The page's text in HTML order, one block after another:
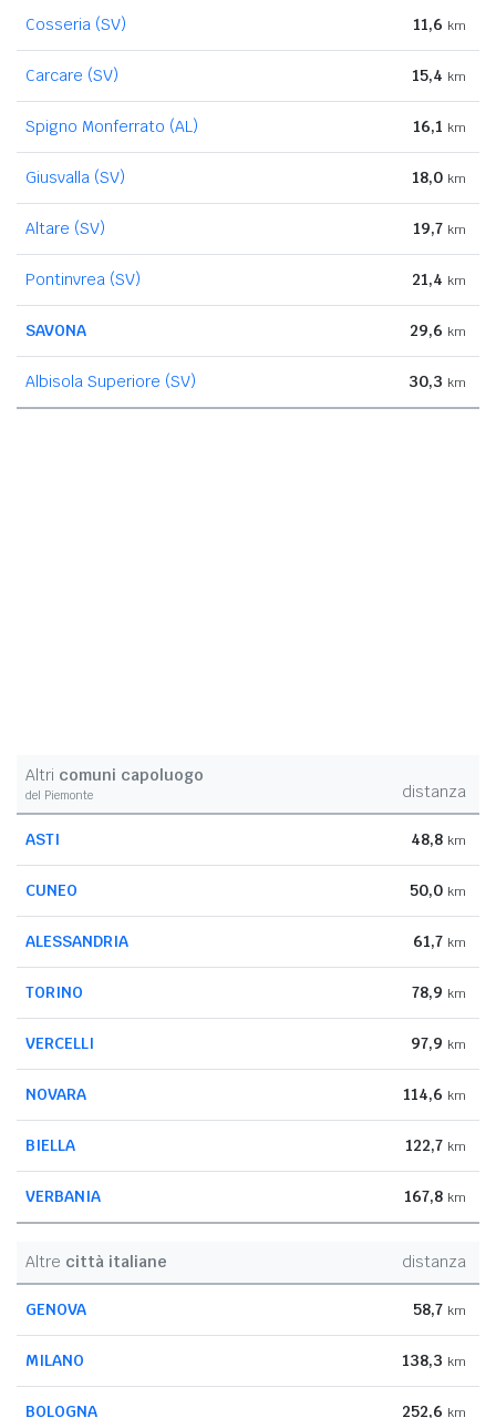
Cosseria (SV) 11,6 km
Carcare (SV) 15,4 km
Spigno Monferrato (AL) 16,1 km
Giusvalla (SV) 18,0 km
Altare (SV) 19,7 km
Pontinvrea (SV) 21,4 km
SAVONA 29,6 km
Albisola Superiore (SV) 30,3 km
Altri comuni capoluogo
del Piemonte distanza
ASTI 48,8 km
CUNEO 50,0 km
ALESSANDRIA 61,7 km
TORINO 78,9 km
VERCELLI 97,9 km
NOVARA 114,6 km
BIELLA 122,7 km
VERBANIA 167,8 km
Altre città italiane distanza
GENOVA 58,7 km
MILANO 138,3 km
BOLOGNA 252,6 km